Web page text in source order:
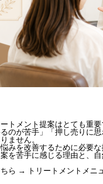
トメント提案はとても重要
のが苦手」「押し売りに
ません。
みを改善するために必要な
を苦手に感じる理由と、
ちら →
トリートメントメニ